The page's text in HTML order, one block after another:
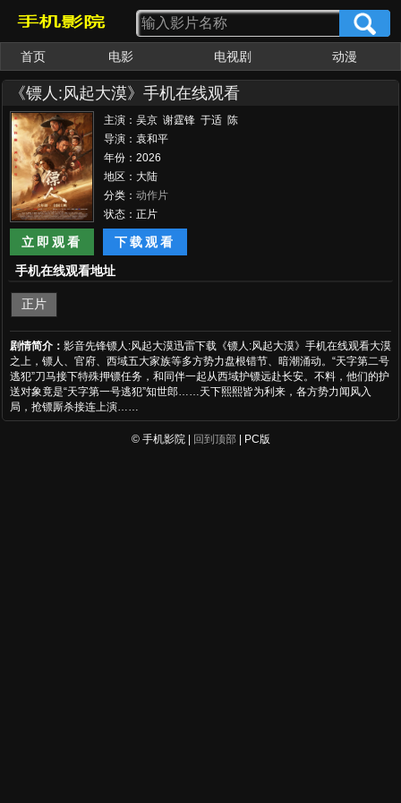
首页 电影 电视剧 动漫
《镖人:风起大漠》手机在线观看
主演：吴京 谢霆锋 于适 陈
丽君 孙艺洲 此沙 李云霄 梁
家辉 张晋 惠英红 张译 李连
杰 刘耀文 熊瑾怡 莒谦朗 白
那日苏 梁壁荧 文俊辉 董思
成 林秋楠 景瓷 张艺泷 李嘉
辉 寇占文
导演：袁和平
年份：2026
地区：大陆
分类： 动作片
状态：正片
立即观看
下载观看
手机在线观看地址
正片
剧情简介： 影音先锋镖人:风起大漠迅雷下载《镖人:风起大漠》手机在线观看大漠
之上，镖人、官府、西域五大家族等多方势力盘根错节、暗潮涌动。“天字第二号
逃犯”刀马接下特殊押镖任务，和同伴一起从西域护镖远赴长安。不料，他们的护
送对象竟是“天字第一号逃犯”知世郎……天下熙熙皆为利来，各方势力闻风入
局，抢镖厮杀接连上演……
© 手机影院 | 回到顶部| PC版